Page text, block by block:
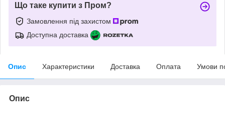
Що таке купити з Пром?
Замовлення під захистом
Доступна доставка
Опис Характеристики Доставка Оплата Умови
Опис